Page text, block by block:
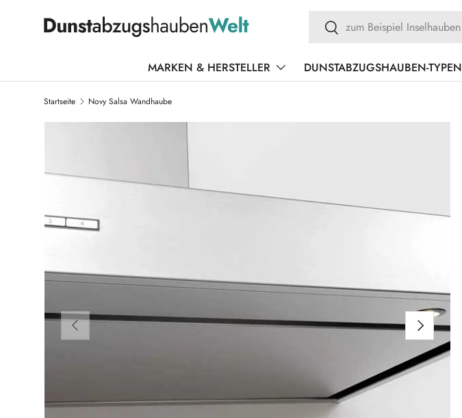
DIREKT ZUM INHALT Suchen
Suchen
MARKEN & HERSTELLER DUNSTABZUGSHAUBEN-TYPEN
Startseite Novy Salsa Wandhaube
VORHERIGE NÄCHSTE